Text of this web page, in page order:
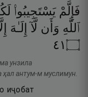
فَإِلَّمْ يَسْتَجِيبُوا۟
ٱللَّهِ وَأَن لَّآ إِلَـٰهَ
۝١٤
унзила
антум-м муслимун.
иҷобат